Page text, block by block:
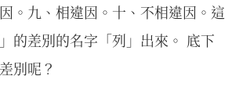
。九、相違因。十、不相違因。這
的差別的名字「列」出來。 底下
別呢？